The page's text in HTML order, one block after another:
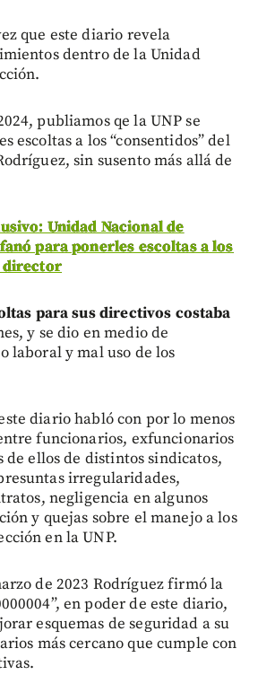
que este diario revela
dentro de la Unidad
publiamos qe la UNP se
escoltas a los “consentidos” del
sin susento más allá de
Unidad Nacional de
para ponerles escoltas a los
director
para sus directivos costaba
y se dio en medio de
laboral y mal uso de los
diario habló con por lo menos
funcionarios, exfuncionarios
de ellos de distintos sindicatos,
irregularidades,
negligencia en algunos
y quejas sobre el manejo a los
en la UNP.
de 2023 Rodríguez firmó la
en poder de este diario,
esquemas de seguridad a su
más cercano que cumple con